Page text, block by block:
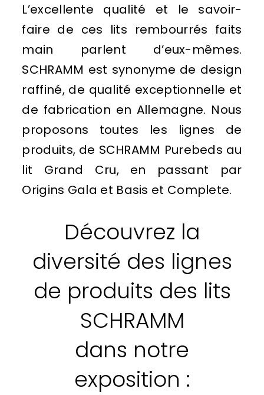
L’excellente qualité et le savoir-
faire de ces lits rembourrés faits
main parlent d’eux-mêmes.
SCHRAMM est synonyme de design
raffiné, de qualité exceptionnelle et
de fabrication en Allemagne. Nous
proposons toutes les lignes de
produits, de SCHRAMM Purebeds au
lit Grand Cru, en passant par
Origins Gala et Basis et Complete.
Découvrez la
diversité des lignes
de produits des lits
SCHRAMM
dans notre
exposition :